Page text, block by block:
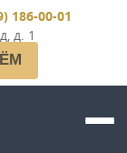
186-00-01
д. 1